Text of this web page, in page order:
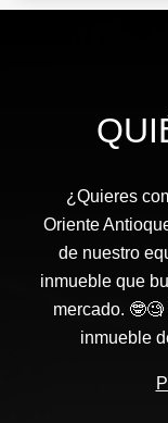
¿Quieres
Oriente
de nuestro
inmueble que
mercado.
inmueble